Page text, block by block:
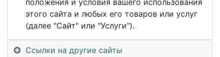
этого сайта и любых его товаров или услуг
(далее "Сайт" или "Услуги").
Ссылки на другие сайты